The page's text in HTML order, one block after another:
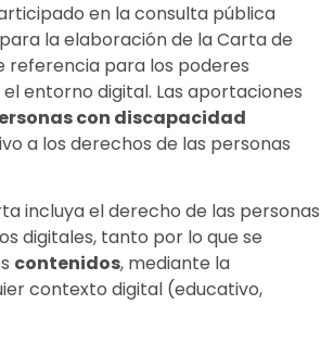
en la consulta pública
la elaboración de la Carta de
referencia para los poderes
entorno digital. Las aportaciones
con discapacidad
a los derechos de las personas
incluya el derecho de las personas
digitales, tanto por lo que se
contenidos, mediante la
contexto digital (educativo,